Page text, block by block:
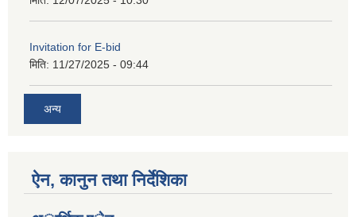
Invitation for E-bid
मिति: 11/27/2025 - 09:44
अन्य
ऐन, कानुन तथा निर्देशिका